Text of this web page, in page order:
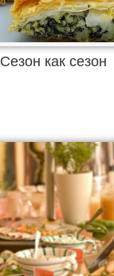
Сезон как сезон